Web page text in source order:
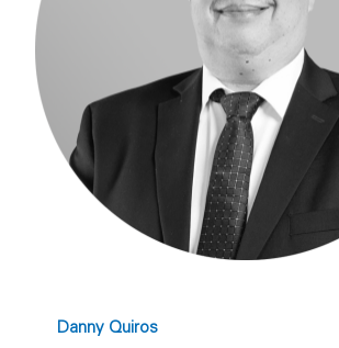
Danny Quiros